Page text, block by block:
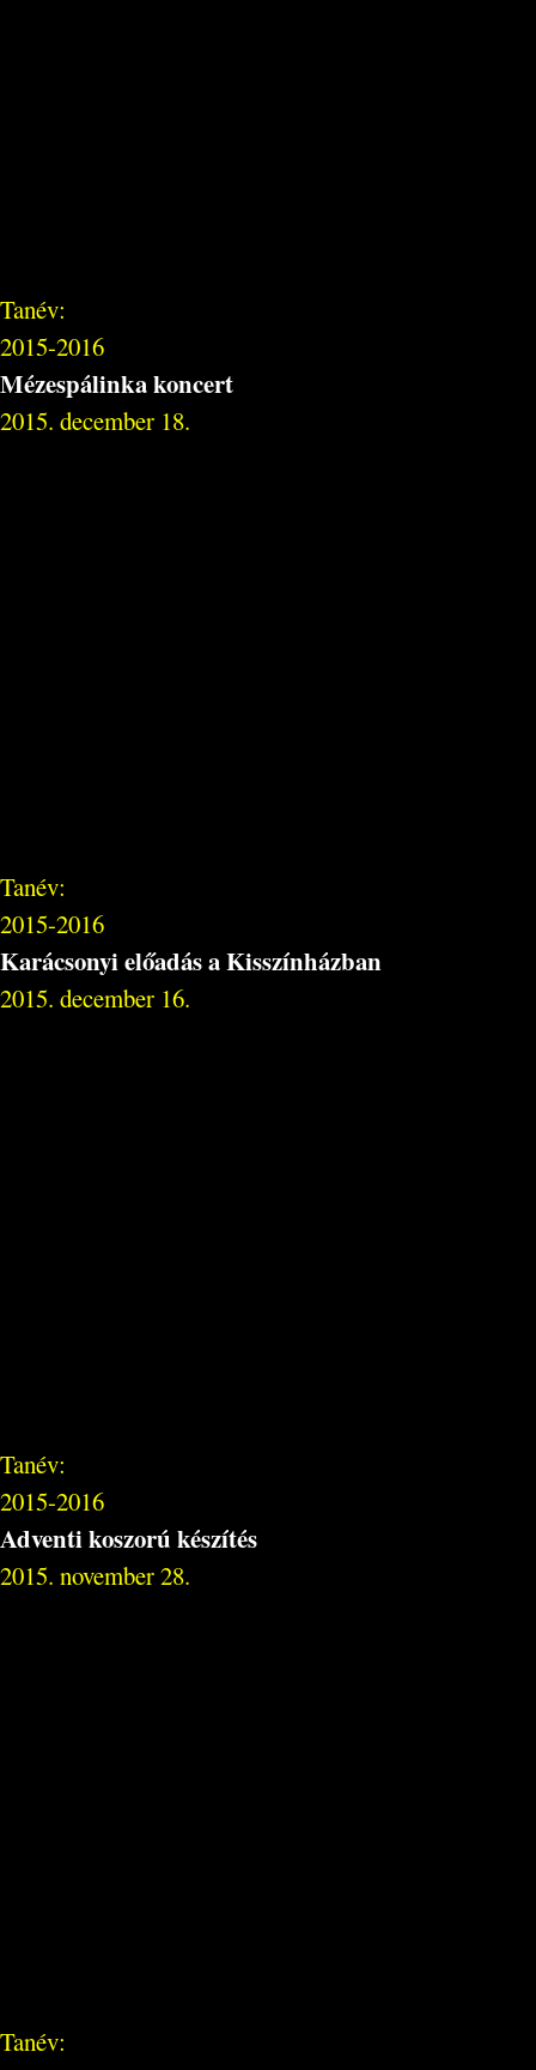
Tanév:
2015-2016
Mézespálinka koncert
2015. december 18.
Tanév:
2015-2016
Karácsonyi előadás a Kisszínházban
2015. december 16.
Tanév:
2015-2016
Adventi koszorú készítés
2015. november 28.
Tanév: